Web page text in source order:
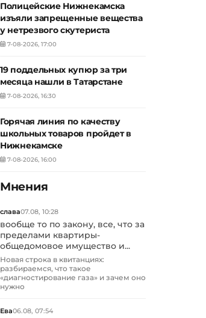
Полицейские Нижнекамска
изъяли запрещенные вещества
у нетрезвого скутериста
7-08-2026, 17:00
19 поддельных купюр за три
месяца нашли в Татарстане
7-08-2026, 16:30
Горячая линия по качеству
школьных товаров пройдет в
Нижнекамске
7-08-2026, 16:00
Мнения
слава07.08, 10:28
вообще то по закону, все, что за
пределами квартиры-
общедомовое имущество и...
Новая строка в квитанциях:
разбираемся, что такое
«диагностирование газа» и зачем оно
нужно
Ева06.08, 07:54